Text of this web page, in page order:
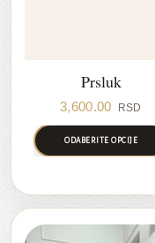
Prsluk
3,600.00 RSD
ODABERITE OPCIJE